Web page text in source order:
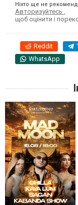
Ніхто ще не
Авторизуйтесь
щоб оцінити і
Reddit
WhatsApp